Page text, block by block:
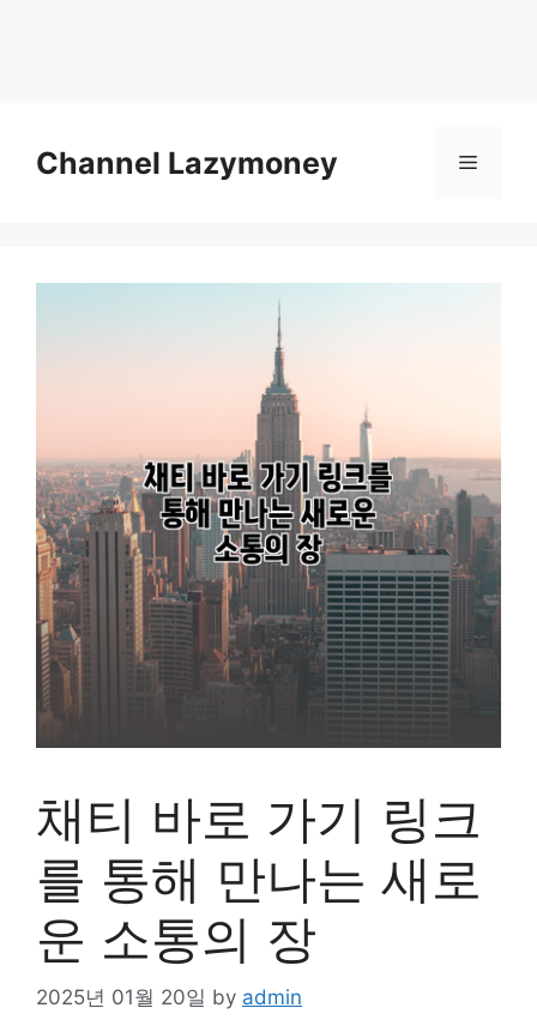
contentChannel Lazymoney Menu
채티 바로 가기 링크
를 통해 만나는 새로
운 소통의 장
2025년 01월 20일 by admin